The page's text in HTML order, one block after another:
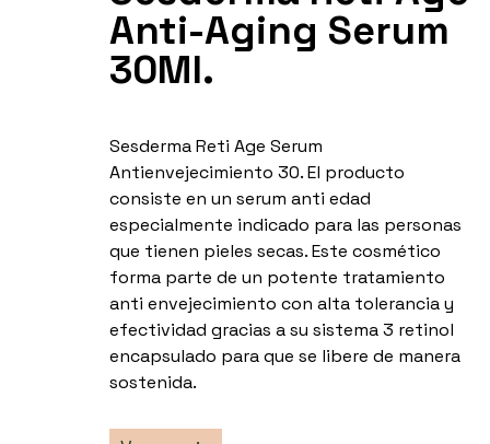
Anti-Aging Serum
30Ml.
Sesderma Reti Age Serum
Antienvejecimiento 30. El producto
consiste en un serum anti edad
especialmente indicado para las personas
que tienen pieles secas. Este cosmético
forma parte de un potente tratamiento
anti envejecimiento con alta tolerancia y
efectividad gracias a su sistema 3 retinol
encapsulado para que se libere de manera
sostenida.